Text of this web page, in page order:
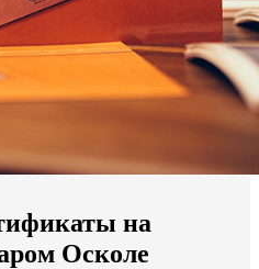
на
Осколе